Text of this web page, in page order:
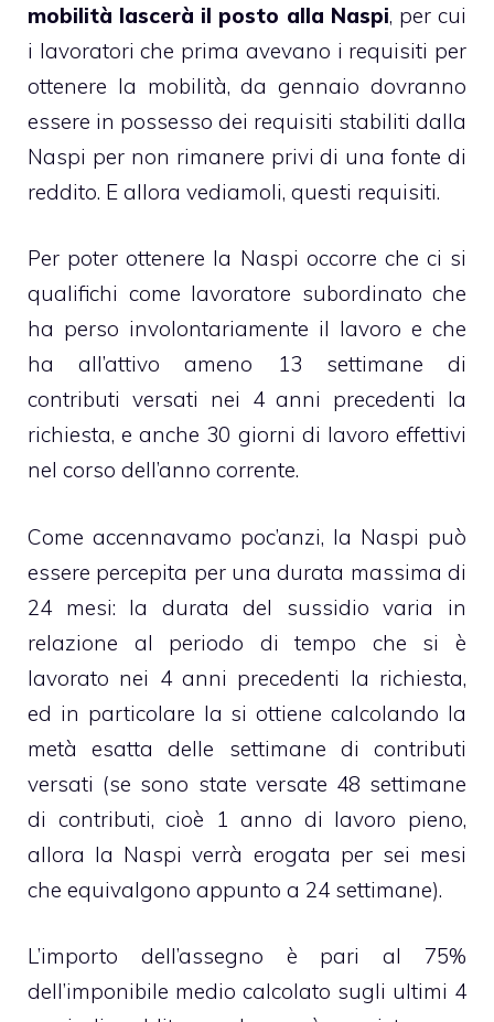
mobilità lascerà il posto alla Naspi, per cui
i lavoratori che prima avevano i requisiti per
ottenere la mobilità, da gennaio dovranno
essere in possesso dei requisiti stabiliti dalla
Naspi per non rimanere privi di una fonte di
reddito. E allora vediamoli, questi requisiti.
Per poter ottenere la Naspi occorre che ci si
qualifichi come lavoratore subordinato che
ha perso involontariamente il lavoro e che
ha all’attivo ameno 13 settimane di
contributi versati nei 4 anni precedenti la
richiesta, e anche 30 giorni di lavoro effettivi
nel corso dell’anno corrente.
Come accennavamo poc’anzi, la Naspi può
essere percepita per una durata massima di
24 mesi: la durata del sussidio varia in
relazione al periodo di tempo che si è
lavorato nei 4 anni precedenti la richiesta,
ed in particolare la si ottiene calcolando la
metà esatta delle settimane di contributi
versati (se sono state versate 48 settimane
di contributi, cioè 1 anno di lavoro pieno,
allora la Naspi verrà erogata per sei mesi
che equivalgono appunto a 24 settimane).
L’importo dell’assegno è pari al 75%
dell’imponibile medio calcolato sugli ultimi 4